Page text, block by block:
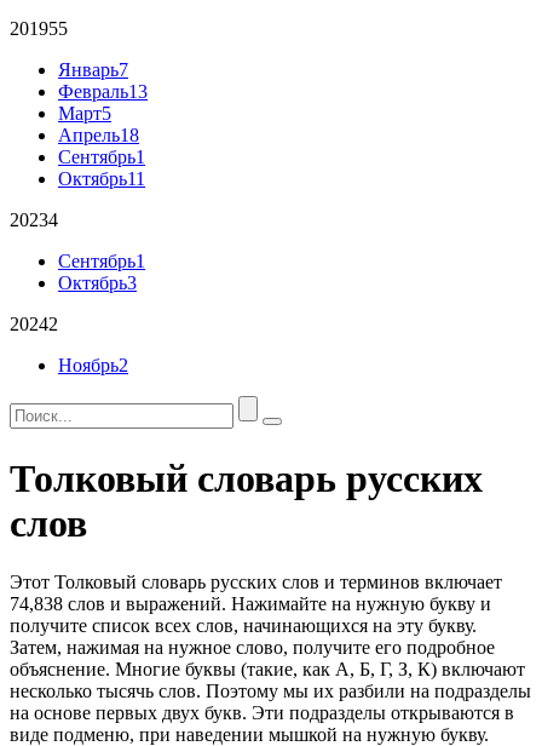
201955
Январь7
Февраль13
Март5
Апрель18
Сентябрь1
Октябрь11
20234
Сентябрь1
Октябрь3
20242
Ноябрь2
Толковый словарь русских
слов
Этот Толковый словарь русских слов и терминов включает
74,838 слов и выражений. Нажимайте на нужную букву и
получите список всех слов, начинающихся на эту букву.
Затем, нажимая на нужное слово, получите его подробное
объяснение. Многие буквы (такие, как А, Б, Г, З, К) включают
несколько тысячь слов. Поэтому мы их разбили на подразделы
на основе первых двух букв. Эти подразделы открываются в
виде подменю, при наведении мышкой на нужную букву.